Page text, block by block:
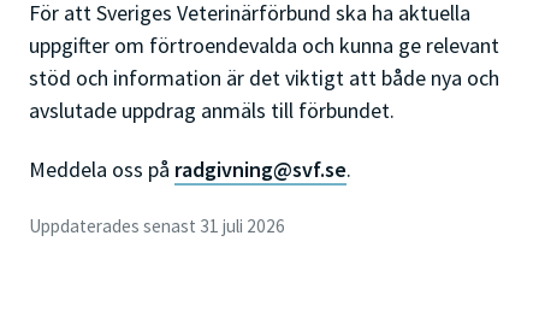
För att Sveriges Veterinärförbund ska ha aktuella
uppgifter om förtroendevalda och kunna ge relevant
stöd och information är det viktigt att både nya och
avslutade uppdrag anmäls till förbundet.
Meddela oss på radgivning@svf.se.
Uppdaterades senast 31 juli 2026